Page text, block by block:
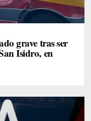
grave tras ser
Isidro, en